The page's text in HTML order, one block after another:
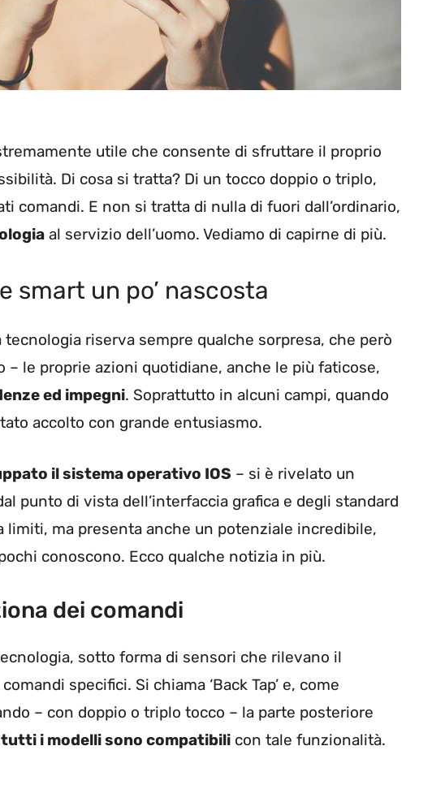
utile che consente di sfruttare il proprio
Di cosa si tratta? Di un tocco doppio o triplo,
comandi. E non si tratta di nulla di fuori dall’ordinario,
al servizio dell’uomo. Vediamo di capirne di più.
smart un po’ nascosta
riserva sempre qualche sorpresa, che però
le proprie azioni quotidiane, anche le più faticose,
ed impegni. Soprattutto in alcuni campi, quando
accolto con grande entusiasmo.
il sistema operativo IOS – si è rivelato un
punto di vista dell’interfaccia grafica e degli standard
ma presenta anche un potenziale incredibile,
conoscono. Ecco qualche notizia in più.
dei comandi
tecnologia, sotto forma di sensori che rilevano il
specifici. Si chiama ‘Back Tap’ e, come
– con doppio o triplo tocco – la parte posteriore
i modelli sono compatibili con tale funzionalità.